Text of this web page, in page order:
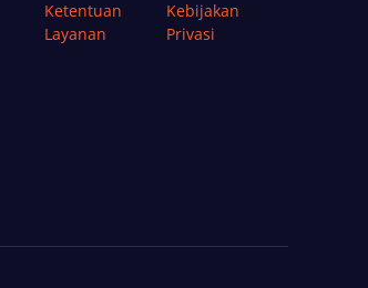
Ketentuan
Layanan
Kebijakan
Privasi